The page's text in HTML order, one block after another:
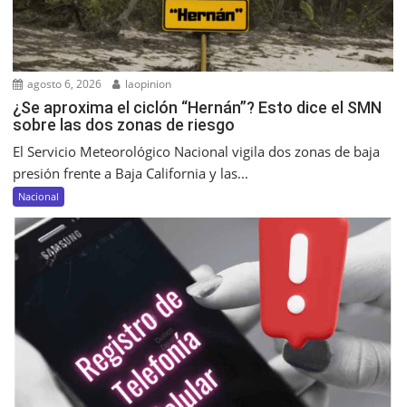
agosto 6, 2026 laopinion
¿Se aproxima el ciclón “Hernán”? Esto dice el SMN
sobre las dos zonas de riesgo
El Servicio Meteorológico Nacional vigila dos zonas de baja
presión frente a Baja California y las...
Nacional